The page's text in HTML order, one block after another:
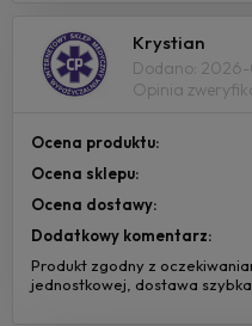
Krystian
Dodano:
Opinia
Ocena produktu:
Ocena sklepu:
Ocena dostawy:
Dodatkowy komentarz:
Produkt zgodny z
jednostkowej, dostawa szybka